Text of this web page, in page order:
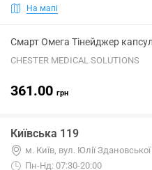
На мапі
Смарт Омега Тінейджер
CHESTER MEDICAL SOLUTIONS
361.00 грн
Київська 119
м. Київ, вул. Юлії
Пн-Нд: 07:30-20:00